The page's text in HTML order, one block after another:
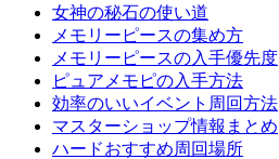
女神の秘石の使い道
メモリーピースの集め方
メモリーピースの入手優先度
ピュアメモピの入手方法
効率のいいイベント周回方法
マスターショップ情報まとめ
ハードおすすめ周回場所